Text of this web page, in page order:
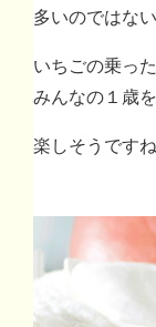
多いのではな
いちごの乗っ
みんなの１歳
楽しそうですね